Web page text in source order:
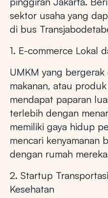
sektor usaha yang
di bus
1. E-commerce Lokal
UMKM yang
makanan, atau
mendapat paparan
terlebih dengan
memiliki gaya hidup
mencari kenyamanan
dengan rumah
2. Startup
Kesehatan